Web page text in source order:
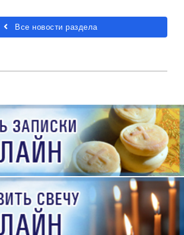
Все новости раздела